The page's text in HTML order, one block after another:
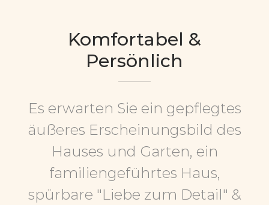
Komfortabel &
Persönlich
Es erwarten Sie ein gepflegtes
äußeres Erscheinungsbild des
Hauses und Garten, ein
familiengeführtes Haus,
spürbare "Liebe zum Detail" &